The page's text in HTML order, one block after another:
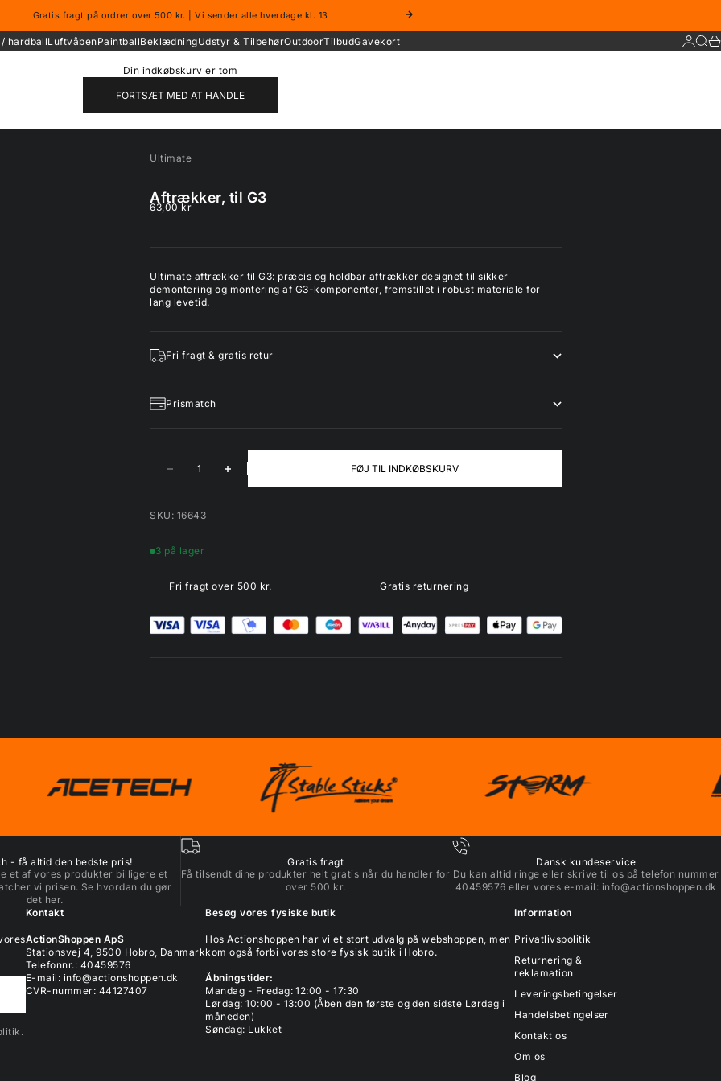
Gratis fragt på ordrer over 500 kr. | Vi sender alle hverdage kl. 13 Næste
hardballLuftvåbenPaintballBeklædningUdstyr & TilbehørOutdoorTilbudGavekort Log ind
Søg
Din indkøbskurv er tom
FORTSÆT MED AT HANDLE
Ultimate
Aftrækker, til G3
Salgspris
63,00 kr
Ultimate aftrækker til G3: præcis og holdbar aftrækker designet til sikker
demontering og montering af G3-komponenter, fremstillet i robust materiale for
lang levetid.
Fri fragt & gratis retur
Prismatch
Sænk antal Øg antal FØJ TIL INDKØBSKURV
SKU: 16643
3 på lager
Fri fragt over 500 kr. Gratis returnering
- få altid den bedste pris!
et af vores produkter billigere et
vi prisen. Se hvordan du gør
det her.
Gratis fragt
Få tilsendt dine produkter helt gratis når du handler for
over 500 kr.
Dansk kundeservice
Du kan altid ringe eller skrive til os på telefon nummer
40459576 eller vores e-mail: info@actionshoppen.dk
Kontakt
ActionShoppen ApS
Stationsvej 4, 9500 Hobro, Danmark
Telefonnr.: 40459576
E-mail: info@actionshoppen.dk
CVR-nummer: 44127407
Besøg vores fysiske butik
Hos Actionshoppen har vi et stort udvalg på webshoppen, men
kom også forbi vores store fysisk butik i Hobro.
Åbningstider:
Mandag - Fredag: 12:00 - 17:30
Lørdag: 10:00 - 13:00 (Åben den første og den sidste Lørdag i
måneden)
Søndag: Lukket
Information
Privatlivspolitik
Returnering &
reklamation
Leveringsbetingelser
Handelsbetingelser
Kontakt os
Om os
Blog